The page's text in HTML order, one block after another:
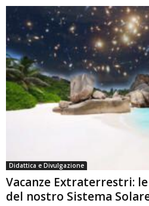
Didattica e Divulgazione
Vacanze Extraterrestri:
del nostro Sistema